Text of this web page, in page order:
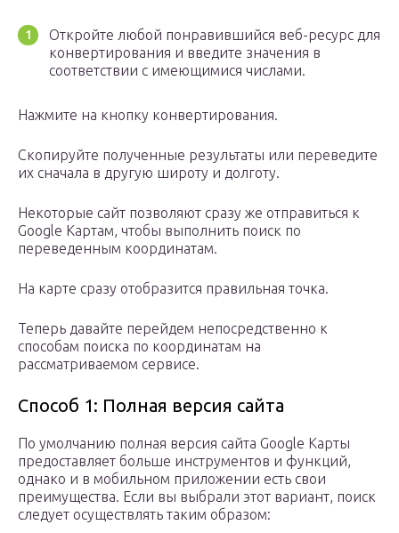
Откройте любой понравившийся веб-ресурс для
конвертирования и введите значения в
соответствии с имеющимися числами.
Нажмите на кнопку конвертирования.
Скопируйте полученные результаты или переведите
их сначала в другую широту и долготу.
Некоторые сайт позволяют сразу же отправиться к
Google Картам, чтобы выполнить поиск по
переведенным координатам.
На карте сразу отобразится правильная точка.
Теперь давайте перейдем непосредственно к
способам поиска по координатам на
рассматриваемом сервисе.
Способ 1: Полная версия сайта
По умолчанию полная версия сайта Google Карты
предоставляет больше инструментов и функций,
однако и в мобильном приложении есть свои
преимущества. Если вы выбрали этот вариант, поиск
следует осуществлять таким образом: